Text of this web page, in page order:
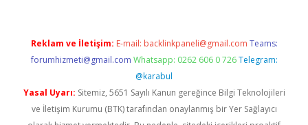
Reklam ve İletişim: E-mail: backlinkpaneli@gmail.com Teams:
forumhizmeti@gmail.com Whatsapp: 0262 606 0 726 Telegram:
@karabul
Yasal Uyarı: Sitemiz, 5651 Sayılı Kanun gereğince Bilgi Teknolojileri
ve İletişim Kurumu (BTK) tarafından onaylanmış bir Yer Sağlayıcı